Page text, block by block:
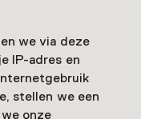
we via deze
IP-adres en
stellen we een
onze